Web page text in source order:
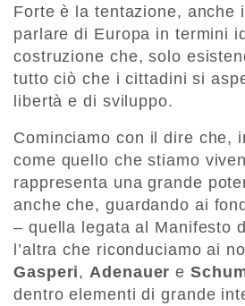
Forte è la tentazione, anche
parlare di Europa in termini
costruzione che, solo
tutto ciò che i cittadini si
libertà e di sviluppo.
Cominciamo con il dire che,
come quello che stiamo
rappresenta una grande
anche che, guardando ai
– quella legata al Manifesto
l’altra che riconduciamo ai
Gasperi,Adenauer e
dentro elementi di grande